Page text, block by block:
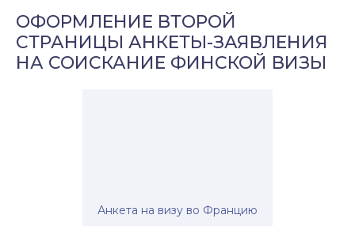
ОФОРМЛЕНИЕ ВТОРОЙ
СТРАНИЦЫ АНКЕТЫ-ЗАЯВЛЕНИЯ
НА СОИСКАНИЕ ФИНСКОЙ ВИЗЫ
Анкета на визу во Францию